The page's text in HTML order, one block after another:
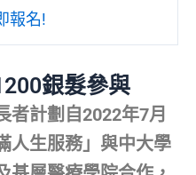
報名!
銀髮參與
者計劃自2022年7月
人生服務」與中大學